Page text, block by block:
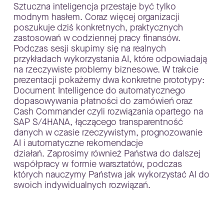
Sztuczna inteligencja przestaje być tylko
modnym hasłem. Coraz więcej organizacji
poszukuje dziś konkretnych, praktycznych
zastosowań w codziennej pracy finansów.
Podczas sesji skupimy się na realnych
przykładach wykorzystania AI, które odpowiadają
na rzeczywiste problemy biznesowe. W trakcie
prezentacji pokażemy dwa konkretne prototypy:
Document Intelligence do automatycznego
dopasowywania płatności do zamówień oraz
Cash Commander czyli rozwiązania opartego na
SAP S/4HANA, łączącego transparentność
danych w czasie rzeczywistym, prognozowanie
AI i automatyczne rekomendacje
działań. Zaprosimy również Państwa do dalszej
współpracy w formie warsztatów, podczas
których nauczymy Państwa jak wykorzystać AI do
swoich indywidualnych rozwiązań.